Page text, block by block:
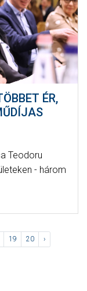
ÉR,
Teodoru
- három
19 20 ›